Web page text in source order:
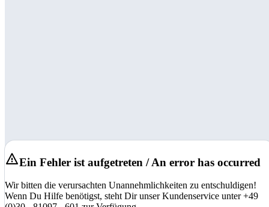
Ein Fehler ist aufgetreten / An error has occurred
Wir bitten die verursachten Unannehmlichkeiten zu entschuldigen!
Wenn Du Hilfe benötigst, steht Dir unser Kundenservice unter +49